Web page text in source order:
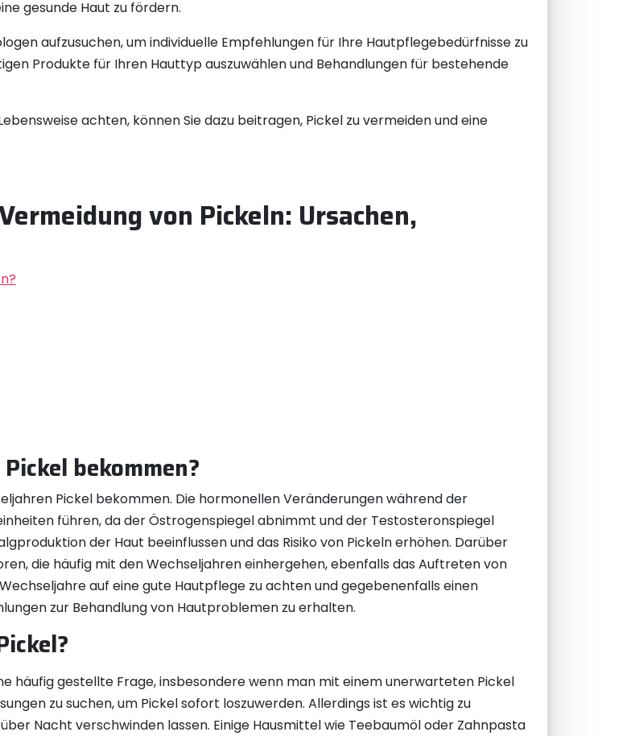
gesunde Haut zu fördern.
aufzusuchen, um individuelle Empfehlungen für Ihre Hautpflegebedürfnisse zu
Produkte für Ihren Hauttyp auszuwählen und Behandlungen für bestehende
achten, können Sie dazu beitragen, Pickel zu vermeiden und eine
von Pickeln: Ursachen,
bekommen?
Pickel bekommen. Die hormonellen Veränderungen während der
führen, da der Östrogenspiegel abnimmt und der Testosteronspiegel
der Haut beeinflussen und das Risiko von Pickeln erhöhen. Darüber
die häufig mit den Wechseljahren einhergehen, ebenfalls das Auftreten von
auf eine gute Hautpflege zu achten und gegebenenfalls einen
zur Behandlung von Hautproblemen zu erhalten.
häufig gestellte Frage, insbesondere wenn man mit einem unerwarteten Pickel
zu suchen, um Pickel sofort loszuwerden. Allerdings ist es wichtig zu
Nacht verschwinden lassen. Einige Hausmittel wie Teebaumöl oder Zahnpasta